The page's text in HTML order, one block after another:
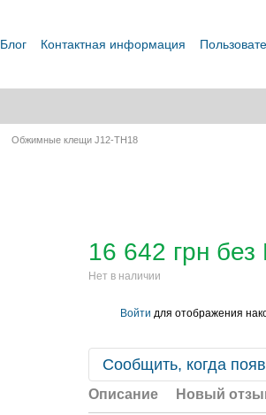
Блог Контактная информация
Обжимные клещи J12-TH18
16 642 грн
Нет в наличии
Войти для отображения
Сообщить, когда
Описание Новый